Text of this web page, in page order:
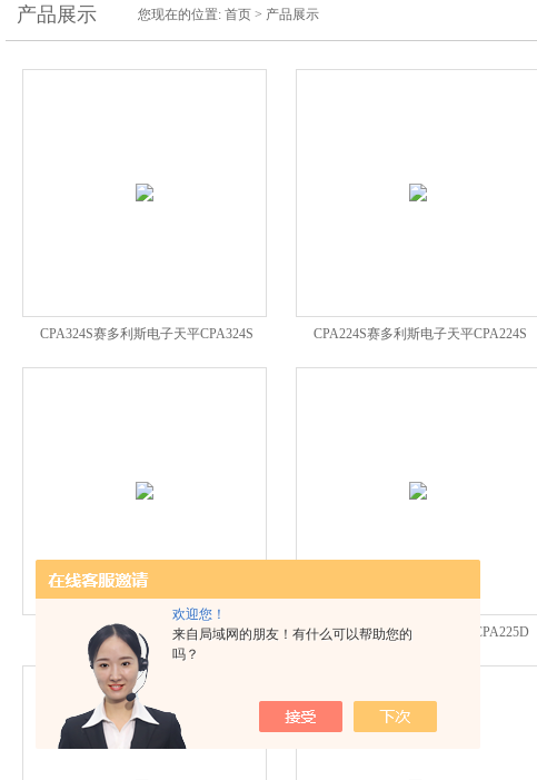
欢迎您！
来自局域网的朋友！有什么可以帮助您的
吗？
产品展示 您现在的位置: 首页 > 产品展示
CPA324S赛多利斯电子天平CPA324S CPA224S赛多利斯电子天平CPA224S
CPA64赛多利斯电子天平CPA64 CPA225D赛多利斯电子天平CPA225D